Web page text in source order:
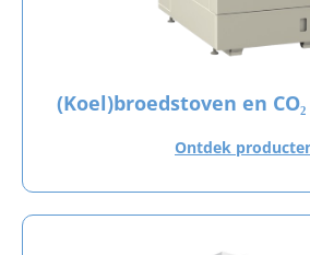
(Koel)broedstoven en
Ontdek